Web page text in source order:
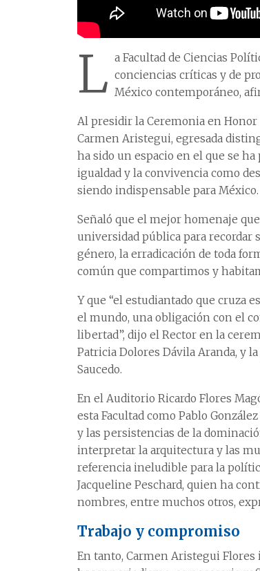
L a Facultad de Ciencias
conciencias críticas y de
México contemporáneo,
Al presidir la Ceremonia en Honor
Carmen Aristegui, egresada
ha sido un espacio en el que se
igualdad y la convivencia como
siendo indispensable para México.
Señaló que el mejor homenaje
universidad pública para recordar
género, la erradicación de toda
común que compartimos y
Y que “el estudiantado que cruza
el mundo, una obligación con el
libertad”, dijo el Rector en la
Patricia Dolores Dávila Aranda, y
Saucedo.
En el Auditorio Ricardo Flores
esta Facultad como Pablo
y las persistencias de la
interpretar la arquitectura y las
referencia ineludible para la
Jacqueline Peschard, quien ha
nombres, entre muchos otros,
Trabajo y compromiso
En tanto, Carmen Aristegui Flores